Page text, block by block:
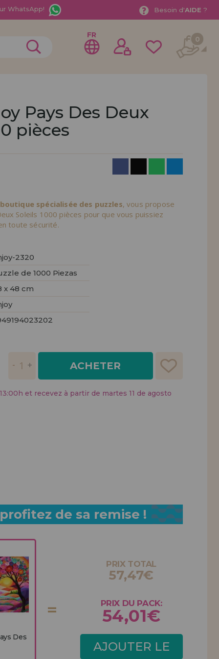
WhatsApp! Besoin d'AIDE ?
en tant que
FR 0
Pays Des Deux
pièces
spécialisée des puzzles, vous propose
Soleils 1000 pièces pour que vous puissiez
toute sécurité.
2320
de 1000 Piezas
x 48 cm
ACHETER
et recevez à partir de martes 11 de agosto
de sa remise !
Des
PRIX TOTAL
57,47€
PRIX DU PACK:
54,01€
AJOUTER LE